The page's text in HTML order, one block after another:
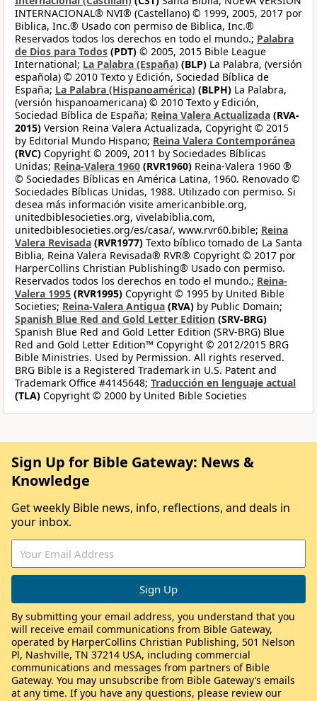
INTERNACIONAL® NVI® (Castellano) © 1999, 2005, 2017 por
Biblica, Inc.® Usado con permiso de Biblica, Inc.®
Reservados todos los derechos en todo el mundo.; Palabra
de Dios para Todos (PDT) © 2005, 2015 Bible League
International; La Palabra (España) (BLP) La Palabra, (versión
española) © 2010 Texto y Edición, Sociedad Bíblica de
España; La Palabra (Hispanoamérica) (BLPH) La Palabra,
(versión hispanoamericana) © 2010 Texto y Edición,
Sociedad Bíblica de España; Reina Valera Actualizada (RVA-
2015) Version Reina Valera Actualizada, Copyright © 2015
by Editorial Mundo Hispano; Reina Valera Contemporánea
(RVC) Copyright © 2009, 2011 by Sociedades Bíblicas
Unidas; Reina-Valera 1960 (RVR1960) Reina-Valera 1960 ®
© Sociedades Bíblicas en América Latina, 1960. Renovado ©
Sociedades Bíblicas Unidas, 1988. Utilizado con permiso. Si
desea más información visite americanbible.org,
unitedbiblesocieties.org, vivelabiblia.com,
unitedbiblesocieties.org/es/casa/, www.rvr60.bible; Reina
Valera Revisada (RVR1977) Texto bíblico tomado de La Santa
Biblia, Reina Valera Revisada® RVR® Copyright © 2017 por
HarperCollins Christian Publishing® Usado con permiso.
Reservados todos los derechos en todo el mundo.; Reina-
Valera 1995 (RVR1995) Copyright © 1995 by United Bible
Societies; Reina-Valera Antigua (RVA) by Public Domain;
Spanish Blue Red and Gold Letter Edition (SRV-BRG)
Spanish Blue Red and Gold Letter Edition (SRV-BRG) Blue
Red and Gold Letter Edition™ Copyright © 2012/2015 BRG
Bible Ministries. Used by Permission. All rights reserved.
BRG Bible is a Registered Trademark in U.S. Patent and
Trademark Office #4145648; Traducción en lenguaje actual
(TLA) Copyright © 2000 by United Bible Societies
Sign Up for Bible Gateway: News &
Knowledge
Get weekly Bible news, info, reflections, and deals in
your inbox.
By submitting your email address, you understand that you
will receive email communications from Bible Gateway,
operated by HarperCollins Christian Publishing, 501 Nelson
Pl, Nashville, TN 37214 USA, including commercial
communications and messages from partners of Bible
Gateway. You may unsubscribe from Bible Gateway’s emails
at any time. If you have any questions, please review our